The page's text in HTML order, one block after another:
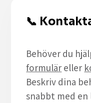
📞
Behöver du
formulär eller
Beskriv dina
snabbt med en